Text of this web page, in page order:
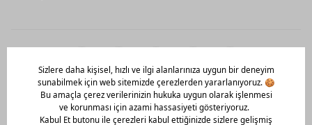
Mobil Uygulamamızı Hemen İndir!